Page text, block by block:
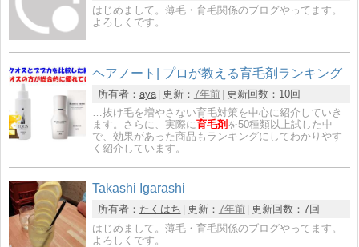
はじめまして。薄毛・育毛関係のブログやってます。
よろしくです。
ヘアノート| プロが教える育毛剤ランキング
所有者： aya 更新： 7年前 更新回数： 10回
…抜け毛を増やさない育毛対策を中心に紹介していき
ます。さらに、実際に育毛剤 を50種類以上試した中
で、効果があった商品もランキングにしてわかりやす
く紹介しています。
Takashi Igarashi
所有者： たくはち 更新： 7年前 更新回数： 7回
はじめまして。薄毛・育毛関係のブログやってます。
よろしくです。